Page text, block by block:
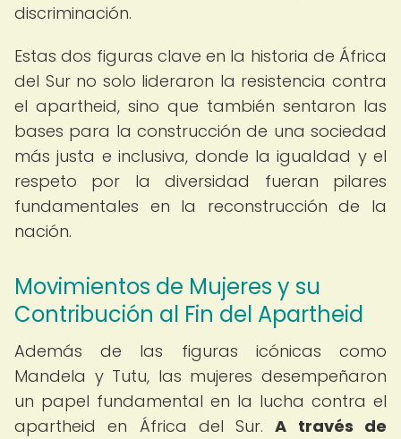
discriminación.
Estas dos figuras clave en la historia de África
del Sur no solo lideraron la resistencia contra
el apartheid, sino que también sentaron las
bases para la construcción de una sociedad
más justa e inclusiva, donde la igualdad y el
respeto por la diversidad fueran pilares
fundamentales en la reconstrucción de la
nación.
Movimientos de Mujeres y su
Contribución al Fin del Apartheid
Además de las figuras icónicas como
Mandela y Tutu, las mujeres desempeñaron
un papel fundamental en la lucha contra el
apartheid en África del Sur.A través de